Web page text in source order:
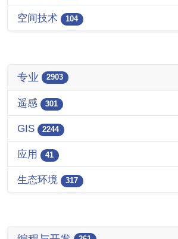
空间技术 104
专业 2903
遥感 301
GIS 2244
应用 41
生态环境 317